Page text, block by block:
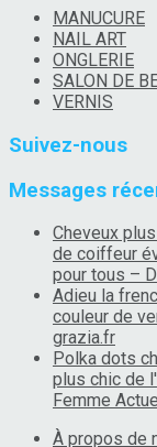
MANUCURE
NAIL ART
ONGLERIE
SALON DE
VERNIS
Suivez-nous
Messages
Cheveux
de coiffeur
pour tous –
Adieu la
couleur de
grazia.fr
Polka dots
plus chic de
Femme
À propos de